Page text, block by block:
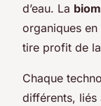
d’eau. La
organiques
tire profit de
Chaque
différents, liés